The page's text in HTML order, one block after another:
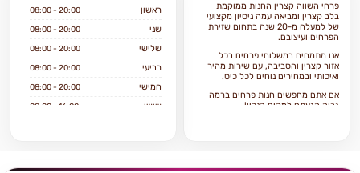
להזמין משלוחים?
אילו מוצרים אפשר להזמין
באתר?
פרחי השווה קצרין החנות ממוקמת
בלב קצרין ומביאה עמה ניסיון מקצועי
של למעלה מ-20 שנה בתחום שזירת
הפרחים ועיצובם.
אנו מתמחים במשלוחי פרחים בכל
אזור קצרין והסביבה, עם שירות מהיר
ואיכותי ובמחירים נוחים לכל כיס.
אם אתם מחפשים חנות פרחים ברמה
גבוה הגעתם למקום הנכון!
ראשון 08:00 - 20:00
שני 08:00 - 20:00
שלישי 08:00 - 20:00
רביעי 08:00 - 20:00
חמישי 08:00 - 20:00
שישי 08:00 - 16:00